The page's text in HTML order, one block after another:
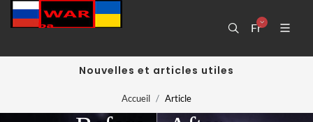
Fr
Nouvelles et articles utiles
Accueil Article